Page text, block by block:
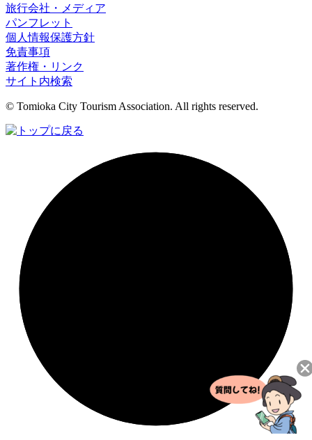
旅行会社・メディア
パンフレット
個人情報保護方針
免責事項
著作権・リンク
サイト内検索
© Tomioka City Tourism Association. All rights reserved.